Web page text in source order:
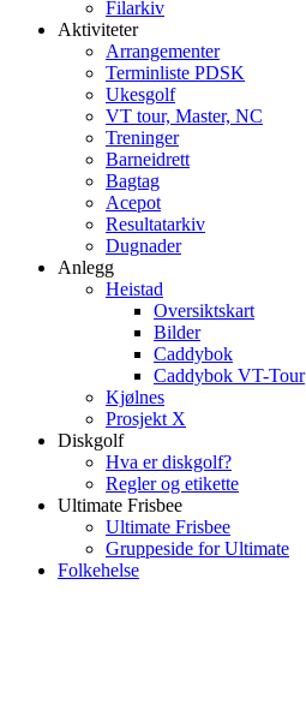
Filarkiv
Aktiviteter
Arrangementer
Terminliste PDSK
Ukesgolf
VT tour, Master, NC
Treninger
Barneidrett
Bagtag
Acepot
Resultatarkiv
Dugnader
Anlegg
Heistad
Oversiktskart
Bilder
Caddybok
Caddybok VT-Tour
Kjølnes
Prosjekt X
Diskgolf
Hva er diskgolf?
Regler og etikette
Ultimate Frisbee
Ultimate Frisbee
Gruppeside for Ultimate
Folkehelse